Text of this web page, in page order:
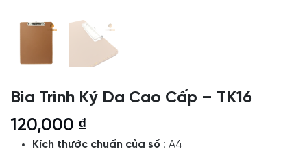
Bìa Trình Ký Da Cao Cấp – TK16
120,000 ₫
Kích thước chuẩn của sổ : A4